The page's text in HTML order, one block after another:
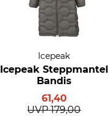
Icepeak
Icepeak Steppmantel
Bandis
61,40
UVP 179,00